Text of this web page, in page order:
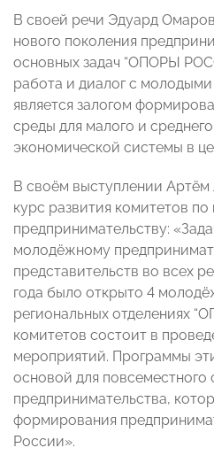
В своей речи Эдуард
нового поколения
основных задач “ОПОРЫ
работа и диалог с
является залогом
среды для малого и
экономической системы в
В своём выступлении
курс развития комитетов
предпринимательству:
молодёжному
представительств во всех
года было открыто 4
региональных отделениях
комитетов состоит в
мероприятий. Программы
основой для повсеместного
предпринимательства,
формирования
России».